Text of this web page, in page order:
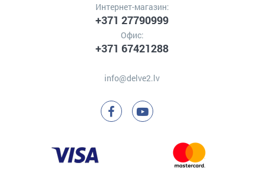
Интернет-магазин:
+371 27790999
Офис:
+371 67421288
info@delve2.lv